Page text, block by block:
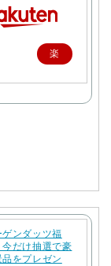
楽
ゲンダッツ福
今だけ抽選で豪
品をプレゼン